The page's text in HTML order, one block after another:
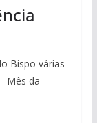
Bispo várias
Mês da